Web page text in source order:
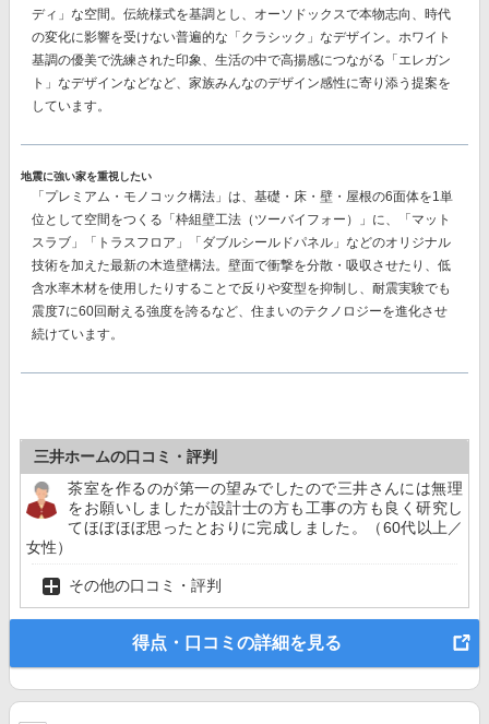
ディ」な空間。伝統様式を基調とし、オーソドックスで本物志向、時代
の変化に影響を受けない普遍的な「クラシック」なデザイン。ホワイト
基調の優美で洗練された印象、生活の中で高揚感につながる「エレガン
ト」なデザインなどなど、 家族みんなのデザイン感性に寄り添う提案を
しています。
地震に強い家を重視したい
「プレミアム・モノコック構法」 は、基礎・床・壁・屋根の6面体を1単
位として空間をつくる「枠組壁工法（ツーバイフォー）」に、「マット
スラブ」「トラスフロア」「ダブルシールドパネル」などのオリジナル
技術を加えた最新の木造壁構法。壁面で衝撃を分散・吸収させたり、低
含水率木材を使用したりすることで反りや変型を抑制し、耐震実験でも
震度7に60回耐える強度を誇るなど、住まいのテクノロジーを進化させ
続けています。
三井ホームの口コミ・評判
茶室を作るのが第一の望みでしたので三井さんには無理
をお願いしましたが設計士の方も工事の方も良く研究し
てほぼほぼ思ったとおりに完成しました。（60代以上／
女性）
その他の口コミ・評判
得点・口コミの詳細を見る